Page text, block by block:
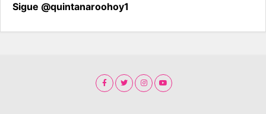
Sigue @quintanaroohoy1